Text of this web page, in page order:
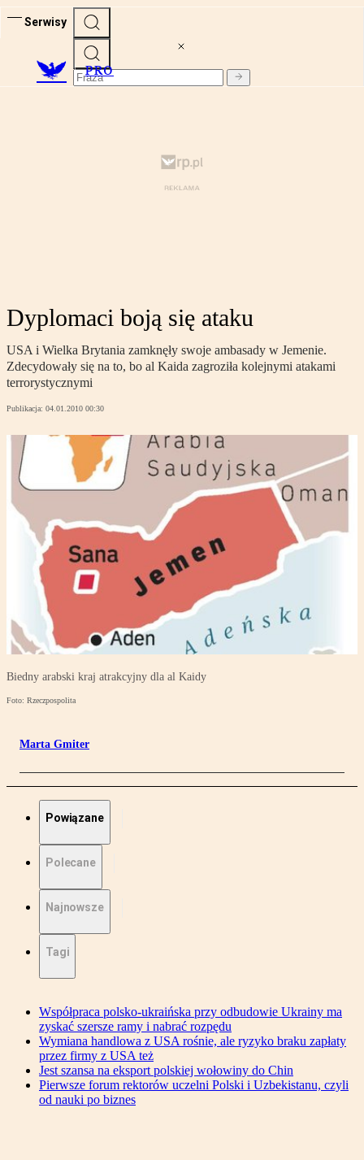
Serwisy
PRO
Dyplomaci boją się ataku
USA i Wielka Brytania zamknęły swoje ambasady w Jemenie.
Zdecydowały się na to, bo al Kaida zagroziła kolejnymi atakami
terrorystycznymi
Publikacja: 04.01.2010 00:30
Biedny arabski kraj atrakcyjny dla al Kaidy
Foto: Rzeczpospolita
Marta Gmiter
Powiązane
Polecane
Najnowsze
Tagi
Współpraca polsko-ukraińska przy odbudowie Ukrainy ma
zyskać szersze ramy i nabrać rozpędu
Wymiana handlowa z USA rośnie, ale ryzyko braku zapłaty
przez firmy z USA też
Jest szansa na eksport polskiej wołowiny do Chin
Pierwsze forum rektorów uczelni Polski i Uzbekistanu, czyli
od nauki po biznes